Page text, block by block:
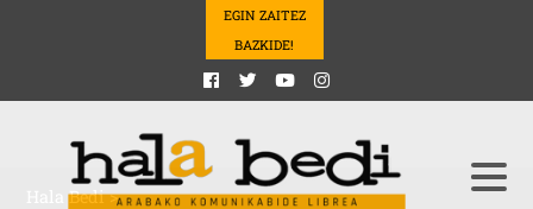
EGIN ZAITEZ
BAZKIDE!
Hala Bedi>